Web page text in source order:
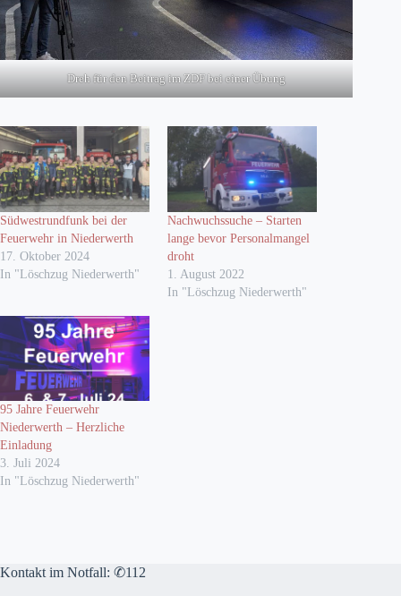
Dreh für den Beitrag im ZDF bei einer Übung
Südwestrundfunk bei der
Feuerwehr in Niederwerth
17. Oktober 2024
In "Löschzug Niederwerth"
Nachwuchssuche – Starten
lange bevor Personalmangel
droht
1. August 2022
In "Löschzug Niederwerth"
95 Jahre Feuerwehr
Niederwerth – Herzliche
Einladung
3. Juli 2024
In "Löschzug Niederwerth"
Kontakt im Notfall: ✆112